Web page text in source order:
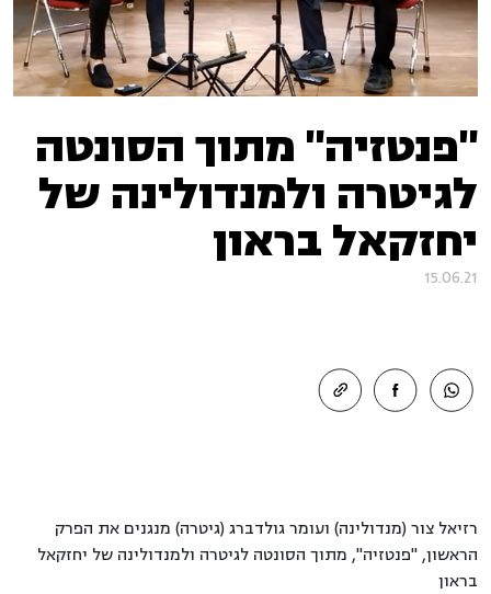
"פנטזיה" מתוך הסונטה
לגיטרה ולמנדולינה של
יחזקאל בראון
15.06.21
רזיאל צור (מנדולינה) ועומר גולדברג (גיטרה) מנגנים את הפרק
הראשון, "פנטזיה", מתוך הסונטה לגיטרה ולמנדולינה של יחזקאל
בראון